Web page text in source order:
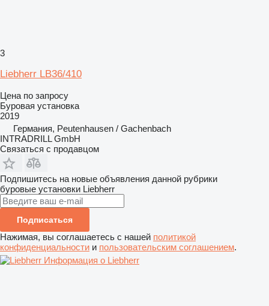
3
Liebherr LB36/410
Цена по запросу
Буровая установка
2019
Германия, Peutenhausen / Gachenbach
INTRADRILL GmbH
Связаться с продавцом
Подпишитесь на новые объявления данной рубрики
буровые установки Liebherr
Подписаться
Нажимая, вы соглашаетесь с нашей политикой
конфиденциальности и пользовательским соглашением.
Информация о Liebherr